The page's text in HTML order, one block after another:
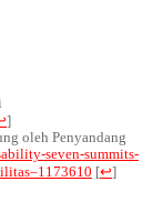
]
oleh Penyandang
seven-summits-
[↩]